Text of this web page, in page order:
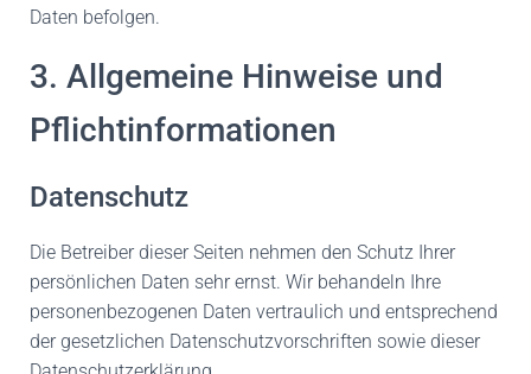
Daten befolgen.
3. Allgemeine Hinweise und
Pflicht­informationen
Datenschutz
Die Betreiber dieser Seiten nehmen den Schutz Ihrer
persönlichen Daten sehr ernst. Wir behandeln Ihre
personenbezogenen Daten vertraulich und entsprechend
der gesetzlichen Datenschutzvorschriften sowie dieser